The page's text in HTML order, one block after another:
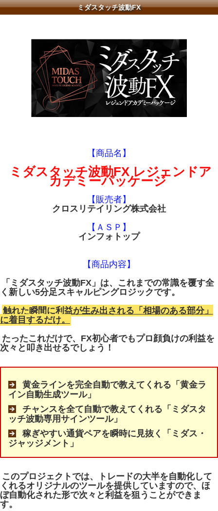
ミダスタッチ波動FX
【商品名】
ミダスタッチ波動FX レジェンドア
カデミーパッケージ
【販売者】
クロスリテイリング株式会社
【ＡＳＰ】
インフォトップ
【商品内容】
「ミダスタッチ波動FX」は、これまでの常識を覆す全
く新しい5分足スキャルピングロジックです。
触れた瞬間に利益が生み出される「相場のある部分」
に着目するだけ。
たったこれだけで、FX初心者でもプロ顔負けの利益を
次々と叩き出せるでしょう！
黄金ラインを完全自動で教えてくれる「黄金ラ
イン自動生成ツール」
チャンスを全て自動で教えてくれる「ミダスタ
ッチ波動専用サインツール」
稼ぎやすい通貨ペアを瞬時に見抜く「ミダス・
ジャッジメント」
このプロジェクトでは、トレードの大半を自動化して
くれるオリジナルのツールを提供していますので、ほ
ぼ自動化された形で次々と利益を狙うことができま
す。